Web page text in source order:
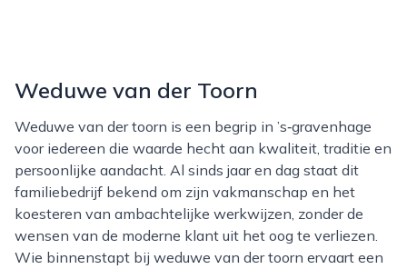
Weduwe van der Toorn
Weduwe van der toorn is een begrip in ’s‑gravenhage
voor iedereen die waarde hecht aan kwaliteit, traditie en
persoonlijke aandacht. Al sinds jaar en dag staat dit
familiebedrijf bekend om zijn vakmanschap en het
koesteren van ambachtelijke werkwijzen, zonder de
wensen van de moderne klant uit het oog te verliezen.
Wie binnenstapt bij weduwe van der toorn ervaart een